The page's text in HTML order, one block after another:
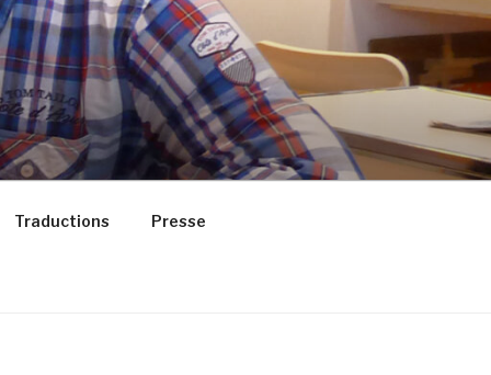
Traductions Presse